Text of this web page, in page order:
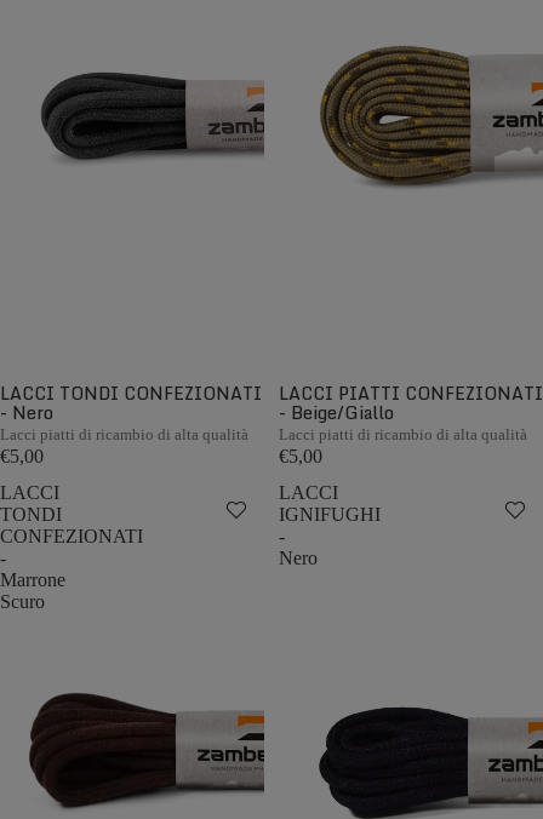
LACCI TONDI CONFEZIONATI
- Nero
Lacci piatti di ricambio di alta qualità
€5,00
LACCI PIATTI CONFEZIONATI
- Beige/Giallo
Lacci piatti di ricambio di alta qualità
€5,00
LACCI
TONDI
CONFEZIONATI
-
Marrone
Scuro
LACCI
IGNIFUGHI
-
Nero